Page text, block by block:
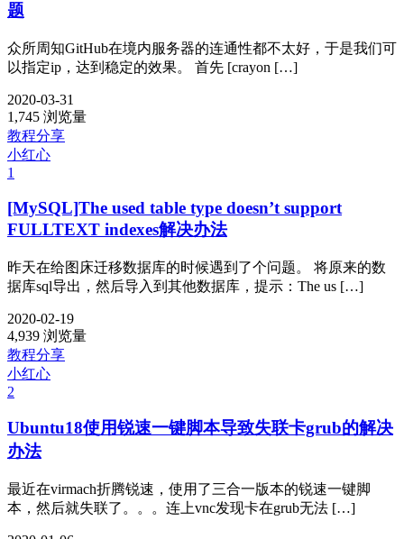
题
众所周知GitHub在境内服务器的连通性都不太好，于是我们可
以指定ip，达到稳定的效果。 首先 [crayon […]
2020-03-31
1,745 浏览量
教程分享
小红心
1
[MySQL]The used table type doesn’t support
FULLTEXT indexes解决办法
昨天在给图床迁移数据库的时候遇到了个问题。 将原来的数
据库sql导出，然后导入到其他数据库，提示：The us […]
2020-02-19
4,939 浏览量
教程分享
小红心
2
Ubuntu18使用锐速一键脚本导致失联卡grub的解决
办法
最近在virmach折腾锐速，使用了三合一版本的锐速一键脚
本，然后就失联了。。。连上vnc发现卡在grub无法 […]